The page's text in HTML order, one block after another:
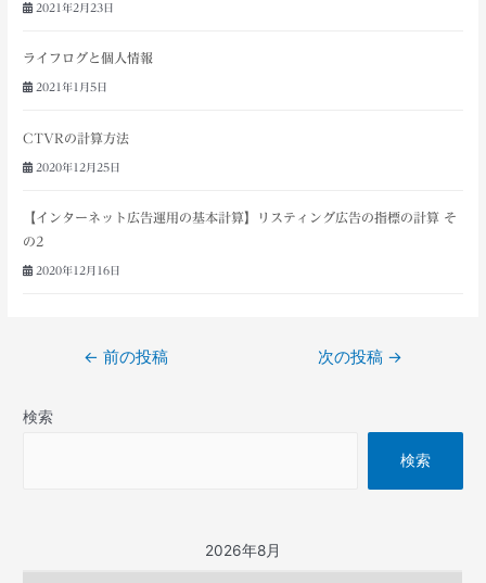
2021年2月23日
ライフログと個人情報
2021年1月5日
CTVRの計算方法
2020年12月25日
【インターネット広告運用の基本計算】リスティング広告の指標の計算 そ
の2
2020年12月16日
← 前の投稿 次の投稿 →
検索
検索
2026年8月